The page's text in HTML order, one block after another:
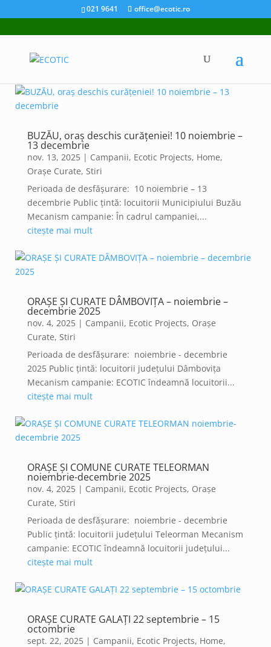
021 9641 office@ecotic.ro
BUZĂU, oraș deschis curățeniei! 10 noiembrie –
13 decembrie
nov. 13, 2025| Campanii, Ecotic Projects, Home,
Orașe Curate, Stiri
Perioada de desfășurare: 10 noiembrie – 13
decembrie Public țintă: locuitorii Municipiului Buzău
Mecanism campanie: În cadrul campaniei,...
citește mai mult
ORAȘE ȘI CURATE DÂMBOVIȚA – noiembrie –
decembrie 2025
nov. 4, 2025| Campanii, Ecotic Projects, Orașe
Curate, Stiri
Perioada de desfășurare: noiembrie - decembrie
2025 Public țintă: locuitorii județului Dâmbovița
Mecanism campanie: ECOTIC îndeamnă locuitorii...
citește mai mult
ORAȘE ȘI COMUNE CURATE TELEORMAN
noiembrie-decembrie 2025
nov. 4, 2025| Campanii, Ecotic Projects, Orașe
Curate, Stiri
Perioada de desfășurare: noiembrie - decembrie
Public țintă: locuitorii județului Teleorman Mecanism
campanie: ECOTIC îndeamnă locuitorii județului...
citește mai mult
ORAȘE CURATE GALAȚI 22 septembrie – 15
octombrie
sept. 22, 2025| Campanii, Ecotic Projects, Home,